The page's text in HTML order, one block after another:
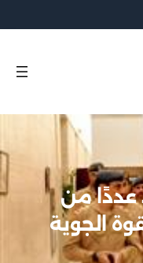
عددًا من
الجوية